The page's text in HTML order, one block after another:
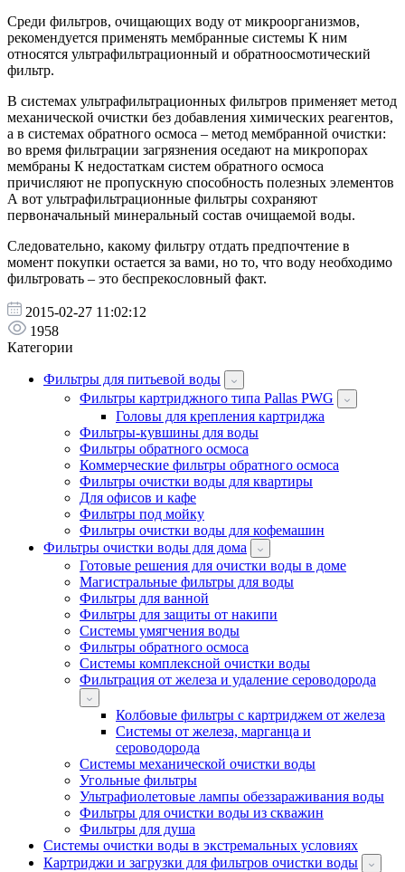
Среди фильтров, очищающих воду от микроорганизмов,
рекомендуется применять мембранные системы К ним
относятся ультрафильтрационный и обратноосмотический
фильтр.
В системах ультрафильтрационных фильтров применяет метод
механической очистки без добавления химических реагентов,
а в системах обратного осмоса – метод мембранной очистки:
во время фильтрации загрязнения оседают на микропорах
мембраны К недостаткам систем обратного осмоса
причисляют не пропускную способность полезных элементов
А вот ультрафильтрационные фильтры сохраняют
первоначальный минеральный состав очищаемой воды.
Следовательно, какому фильтру отдать предпочтение в
момент покупки остается за вами, но то, что воду необходимо
фильтровать – это беспрекословный факт.
2015-02-27 11:02:12
1958
Категории
Фильтры для питьевой воды
Фильтры картриджного типа Pallas PWG
Головы для крепления картриджа
Фильтры-кувшины для воды
Фильтры обратного осмоса
Коммерческие фильтры обратного осмоса
Фильтры очистки воды для квартиры
Для офисов и кафе
Фильтры под мойку
Фильтры очистки воды для кофемашин
Фильтры очистки воды для дома
Готовые решения для очистки воды в доме
Магистральные фильтры для воды
Фильтры для ванной
Фильтры для защиты от накипи
Системы умягчения воды
Фильтры обратного осмоса
Системы комплексной очистки воды
Фильтрация от железа и удаление сероводорода
Колбовые фильтры с картриджем от железа
Системы от железа, марганца и
сероводорода
Системы механической очистки воды
Угольные фильтры
Ультрафиолетовые лампы обеззараживания воды
Фильтры для очистки воды из скважин
Фильтры для душа
Системы очистки воды в экстремальных условиях
Картриджи и загрузки для фильтров очистки воды